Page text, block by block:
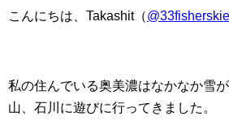
こんにちは、Takashit（
私の住んでいる奥美濃はなかなか雪
山、石川に遊びに行ってきました。